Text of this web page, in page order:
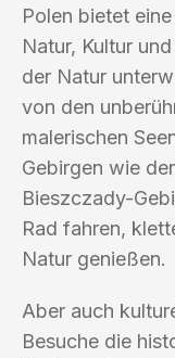
Polen bietet
Natur, Kultur
der Natur
von den
malerischen
Gebirgen wie
Bieszczady-
Rad fahren,
Natur genießen.
Aber auch
Besuche die